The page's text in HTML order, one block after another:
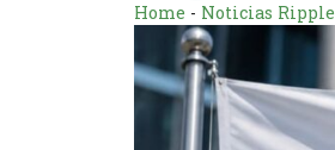
Home - Noticias Ripple